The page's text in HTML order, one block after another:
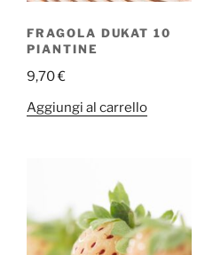
FRAGOLA DUKAT 10
PIANTINE
9,70€
Aggiungi al carrello